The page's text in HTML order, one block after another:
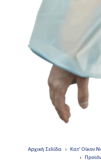
Αρχική Σελίδα Κατ’ Οίκον